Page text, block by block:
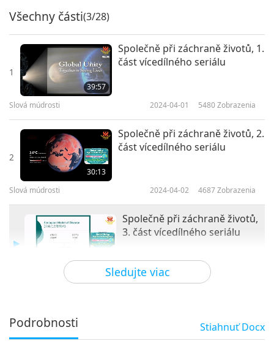
Sledujte viac
Všechny části(3/28)
1
39:57
Společně při záchraně životů, 1.
část vícedílného seriálu
Slová múdrosti 2024-04-01 5480Zobrazenia
2
30:13
Společně při záchraně životů, 2.
část vícedílného seriálu
Slová múdrosti 2024-04-02 4687Zobrazenia
Společně při záchraně životů,
3. část vícedílného seriálu
Slová múdrosti 2024-04-03 4405
4
29:09
Podrobnosti StiahnuťDocx